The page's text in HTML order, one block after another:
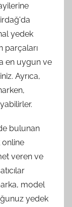
yedek
parçaları
en uygun ve
Ayrıca,
bulunan
online
veren ve
model
yedek